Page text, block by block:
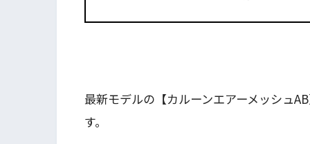
最新モデルの【カルーンエアーメッシュ
す。